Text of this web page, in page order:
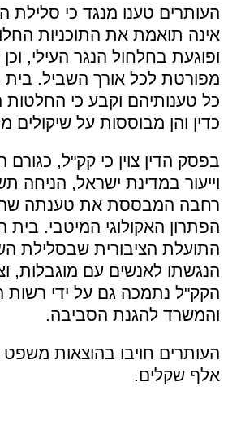
העותרים טענו מנגד כי
אינה תואמת את התוכניות
ופוגעת בחלחול הנגר העילי,
מפורטת לכל אורך השביל.
כל טענותיהם וקבע כי
כדין והן מבוססות על שיקולים
בפסק הדין צוין כי קק"ל, כגורם
וייעור במדינת ישראל, הניחה
רחבה המבססת את טענתה
הפתרון האקולוגי המיטבי.
התועלת הציבורית שבסלילת
הנגשתו לאנשים עם מוגבלות,
הקק"ל נתמכה גם על ידי רשות
והמשרד להגנת הסביבה.
אלף שקלים.